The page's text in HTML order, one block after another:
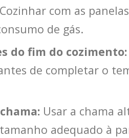
com as
de gás.
do fim do cozimento:
de completar o
Usar a chama
adequado à